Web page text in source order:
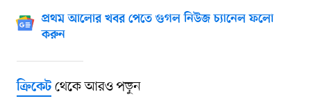
প্রথম আলোর খবর পেতে গুগল নিউজ চ্যানেল ফলো
করুন
ক্রিকেটথেকে আরও পড়ুন